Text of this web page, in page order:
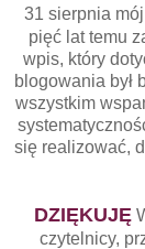
31 sierpnia
pięć lat temu
wpis, który
blogowania był
wszystkim
się realizować,
DZIĘKUJĘ
czytelnicy,